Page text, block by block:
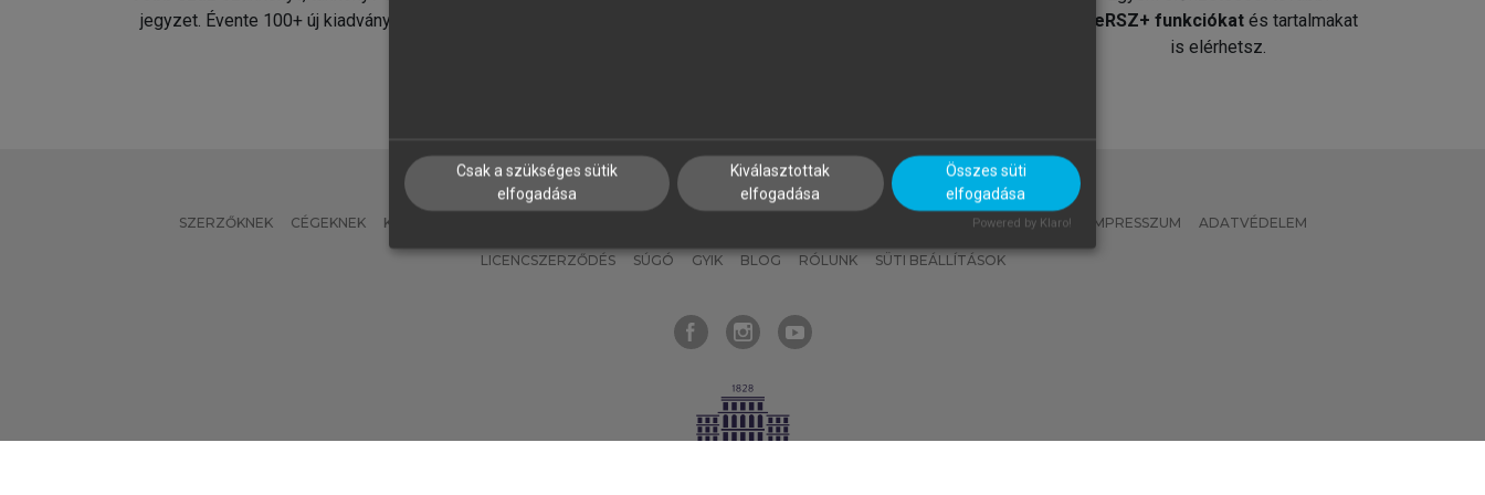
jegyzet. Évente 100+ új kiadvány.
MeRSZ+ funkciókat és tartalmakat
is elérhetsz.
SZERZŐKNEK CÉGEKNEK KÖNYVTÁROSOKNAK MI – ÁLTALÁNOS IRÁNYELVEK IMPRESSZUM ADATVÉDELEM
LICENCSZERZŐDÉS SÚGÓ GYIK BLOG RÓLUNK SÜTI BEÁLLÍTÁSOK
Csak a szükséges sütik
elfogadása
Kiválasztottak
elfogadása
Összes süti
elfogadása
Powered by Klaro!